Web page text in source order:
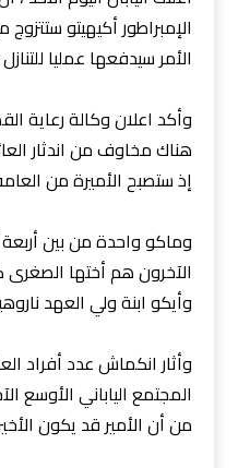
الإمبراطور أكيهيتو
الأمر سيدفعها عمليا
وأكد اعلان وكالة رعاية
هناك مخاوف من اندثار
إذ ستصبح الأميرة من
وماكو واحدة من بين أربعة
الآخرون هم أختها
وأيكو ابنة ولي العهد
وأثار انكماش عدد أفراد
المجتمع الياباني
من أن الأمير قد يكون